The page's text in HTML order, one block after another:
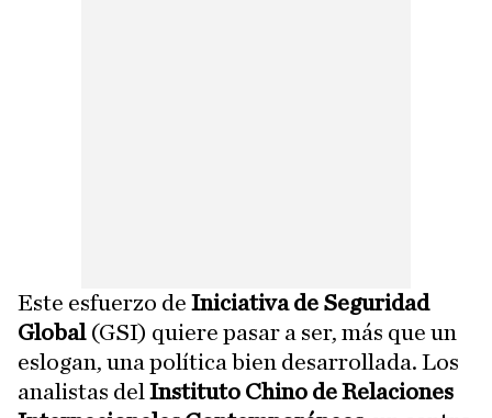
Este esfuerzo de Iniciativa de Seguridad
Global (GSI) quiere pasar a ser, más que un
eslogan, una política bien desarrollada. Los
analistas del Instituto Chino de Relaciones